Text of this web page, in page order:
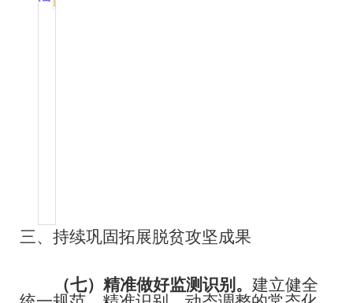
三、持续巩固拓展脱贫攻坚成果
（七）精准做好监测识别。 建立健全